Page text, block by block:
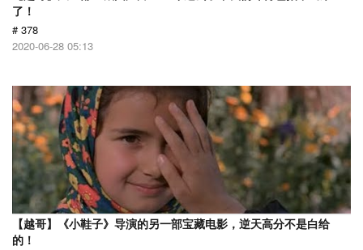
了！
# 378
2020-06-28 05:13
【越哥】《小鞋子》导演的另一部宝藏电影，逆天高分不是白给
的！